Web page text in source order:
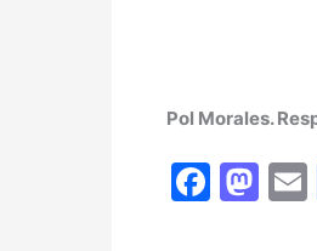
Pol Morales.
F
M